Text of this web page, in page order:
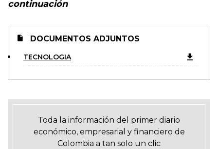
continuación
DOCUMENTOS ADJUNTOS
TECNOLOGIA
Toda la información del primer diario
económico, empresarial y financiero de
Colombia a tan solo un clic